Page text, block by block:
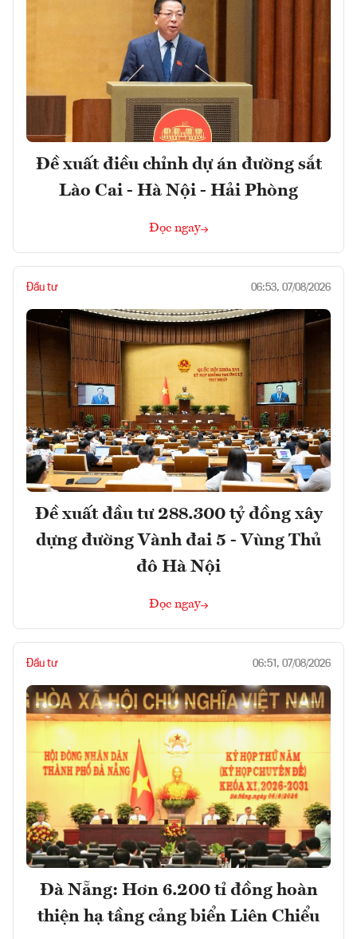
Đề xuất điều chỉnh dự án đường sắt
Lào Cai - Hà Nội - Hải Phòng
Đọc ngay
Đầu tư 06:53, 07/08/2026
Đề xuất đầu tư 288.300 tỷ đồng xây
dựng đường Vành đai 5 - Vùng Thủ
đô Hà Nội
Đọc ngay
Đầu tư 06:51, 07/08/2026
Đà Nẵng: Hơn 6.200 tỉ đồng hoàn
thiện hạ tầng cảng biển Liên Chiểu